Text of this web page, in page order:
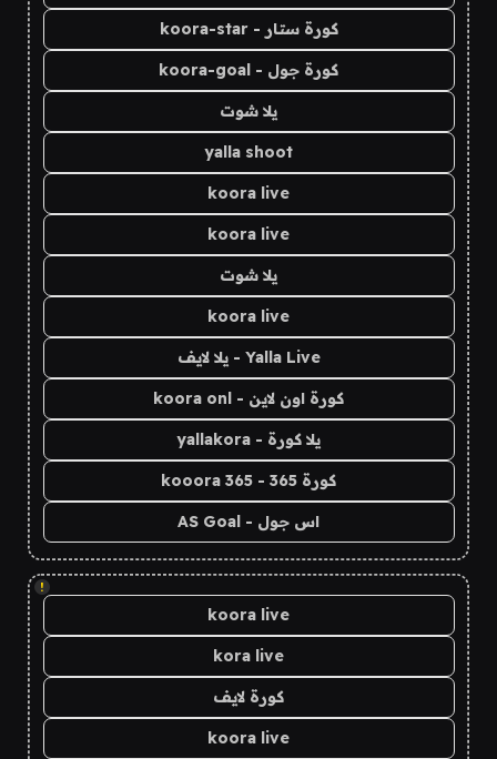
كورة ستار - koora-star
كورة جول - koora-goal
يلا شوت
yalla shoot
koora live
koora live
يلا شوت
koora live
Yalla Live - يلا لايف
كورة اون لاين - koora onl
يلا كورة - yallakora
كورة 365 - kooora 365
اس جول - AS Goal
!
koora live
kora live
كورة لايف
koora live